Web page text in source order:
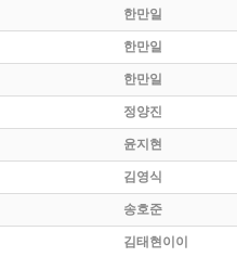
한만일
한만일
한만일
정양진
윤지현
김영식
송호준
김태현이이